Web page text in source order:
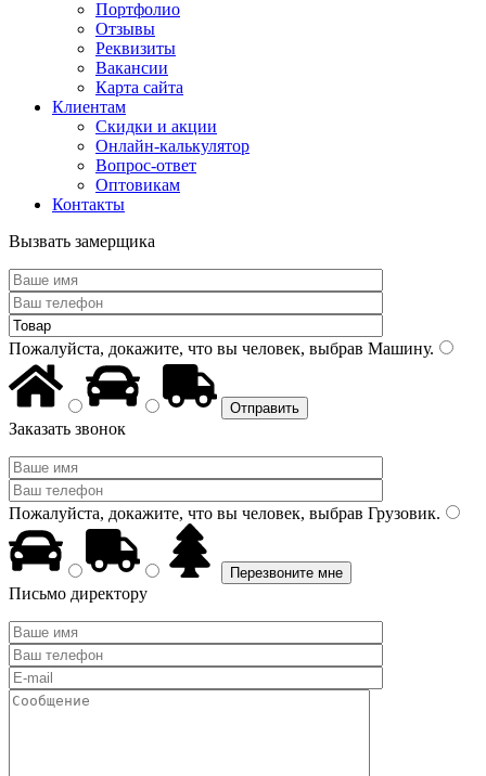
Портфолио
Отзывы
Реквизиты
Вакансии
Карта сайта
Клиентам
Скидки и акции
Онлайн-калькулятор
Вопрос-ответ
Оптовикам
Контакты
Вызвать замерщика
Пожалуйста, докажите, что вы человек, выбрав Машину.
Заказать звонок
Пожалуйста, докажите, что вы человек, выбрав Грузовик.
Письмо директору